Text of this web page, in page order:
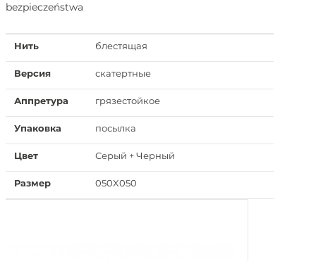
bezpieczeństwa
Нить блестящая
Версия скатертные
Аппретура грязестойкое
Упаковка посылка
Цвет Серый + Черный
Размер 050X050